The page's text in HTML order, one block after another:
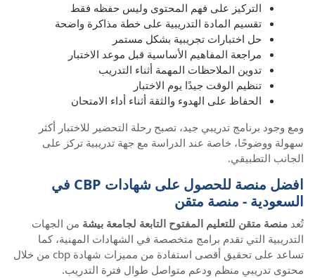
التركيز على فهم المحتوى وليس حفظه فقط
تقسيم المادة التدريبية على خطة مذاكرة واضحة
حل اختبارات تجريبية بشكل مستمر
مراجعة المفاهيم الأساسية قبل موعد الاختبار
تدوين الملاحظات المهمة أثناء التدريب
تنظيم الوقت جيدًا يوم الاختبار
الحفاظ على الهدوء والثقة أثناء أداء الامتحان
ومع وجود برنامج تدريبي جيد، تصبح رحلة التحضير للاختبار أكثر
سهولة ووضوحًا، خاصة عند الدراسة مع جهة تدريبية تركز على
الجانب التطبيقي.
افضل منصة للحصول على شهادات CBP في
السعودية - منصة متقن
تُعد منصة متقن للتعليم المفتوح التابعة لجامعة بيشة من الجهات
التدريبية التي تقدم برامج متخصصة في الشهادات المهنية، كما
تساعد على تحقيق أقصى استفادة من مميزات شهادة cbp من خلال
محتوى تدريبي منظم ودعم متواصل طوال فترة التدريب.